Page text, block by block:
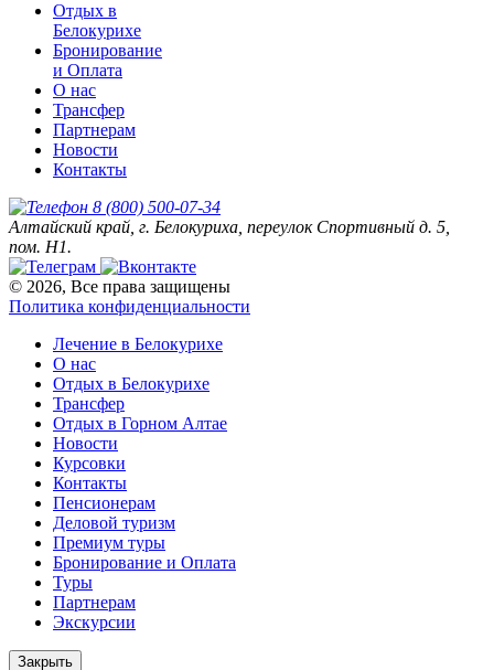
Отдых в
Белокурихе
Бронирование
и Оплата
О нас
Трансфер
Партнерам
Новости
Контакты
8 (800) 500-07-34
Алтайский край, г. Белокуриха, переулок Спортивный д. 5,
пом. Н1.
© 2026, Все права защищены
Политика конфиденциальности
Лечение в Белокурихе
О нас
Отдых в Белокурихе
Трансфер
Отдых в Горном Алтае
Новости
Курсовки
Контакты
Пенсионерам
Деловой туризм
Премиум туры
Бронирование и Оплата
Туры
Партнерам
Экскурсии
Закрыть